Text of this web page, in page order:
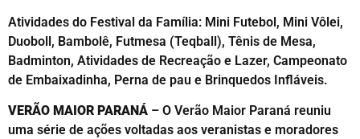
Atividades do Festival da Família: Mini Futebol, Mini Vôlei,
Duoboll, Bambolê, ⁠Futmesa (Teqball), Tênis de Mesa,
Badminton, Atividades de Recreação e Lazer, Campeonato
de Embaixadinha, Perna de pau e Brinquedos Infláveis.
VERÃO MAIOR PARANÁ – O Verão Maior Paraná reuniu
uma série de ações voltadas aos veranistas e moradores